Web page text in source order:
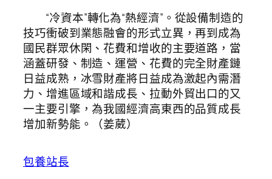
“冷資本”轉化為“熱經濟”。從設備制造的
技巧衝破到業態融會的形式立異，再到成為
國民群眾休閑、花費和增收的主要道路，當
涵蓋研發、制造、運營、花費的完全財產鏈
日益成熟，冰雪財產將日益成為激起內需潛
力、增進區域和諧成長、拉動外貿出口的又
一主要引擎，為我國經濟高東西的品質成長
增加新勢能。（姜葳）
包養站長